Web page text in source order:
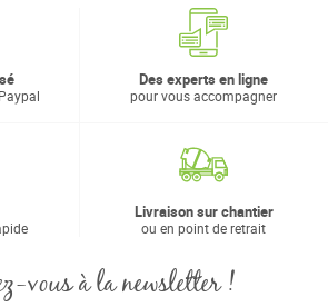
Des experts en ligne
pour vous accompagner
Livraison sur chantier
ou en point de retrait
vous à la newsletter !